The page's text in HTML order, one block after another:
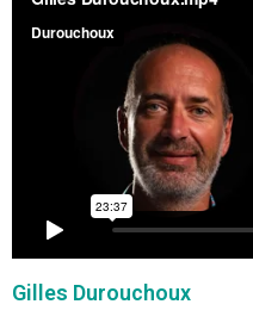
Gilles Durouchoux